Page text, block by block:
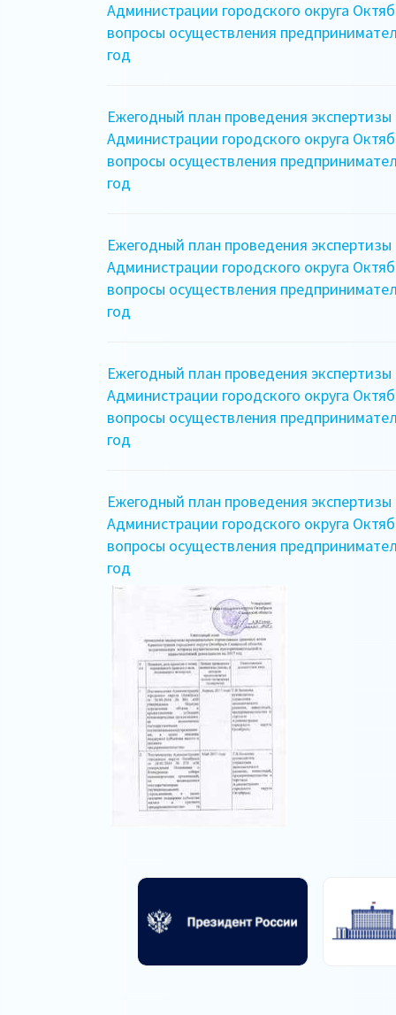
Администрации городского округа
вопросы осуществления
год
Ежегодный план проведения
Администрации городского округа
вопросы осуществления
год
Ежегодный план проведения
Администрации городского округа
вопросы осуществления
год
Ежегодный план проведения
Администрации городского округа
вопросы осуществления
год
Ежегодный план проведения
Администрации городского округа
вопросы осуществления
год